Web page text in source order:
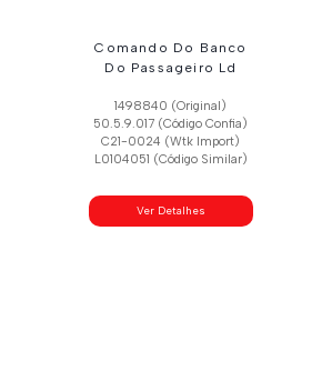
Comando Do Banco
Do Passageiro Ld
1498840 (Original)
50.5.9.017 (Código Confia)
C21-0024 (Wtk Import)
L0104051 (Código Similar)
Ver Detalhes